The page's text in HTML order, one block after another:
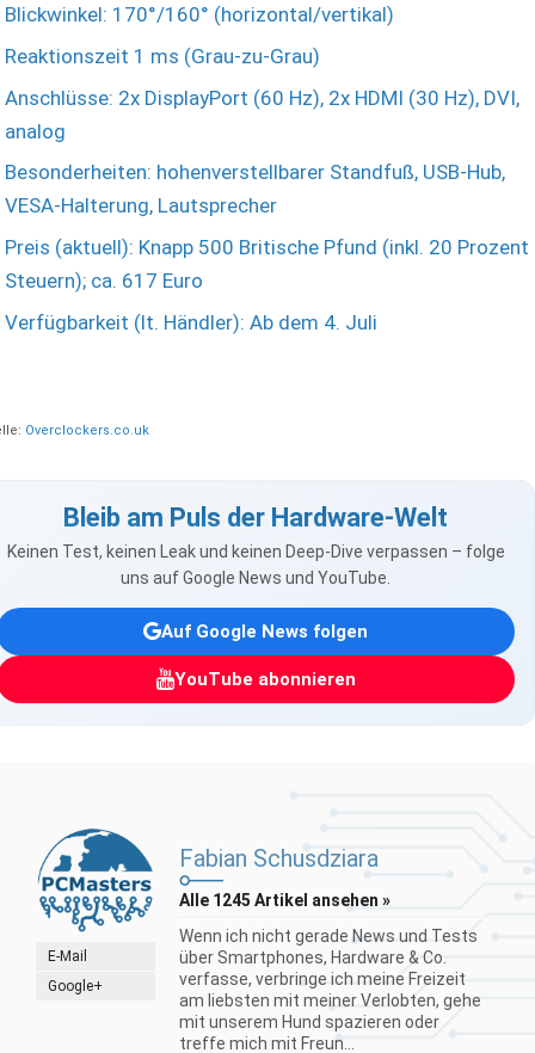
Blickwinkel: 170°/160° (horizontal/vertikal)
Reaktionszeit 1 ms (Grau-zu-Grau)
Anschlüsse: 2x DisplayPort (60 Hz), 2x HDMI (30 Hz), DVI,
analog
Besonderheiten: hohenverstellbarer Standfuß, USB-Hub,
VESA-Halterung, Lautsprecher
Preis (aktuell): Knapp 500 Britische Pfund (inkl. 20 Prozent
Steuern); ca. 617 Euro
Verfügbarkeit (lt. Händler): Ab dem 4. Juli
Overclockers.co.uk
Bleib am Puls der Hardware-Welt
Keinen Test, keinen Leak und keinen Deep-Dive verpassen – folge
uns auf Google News und YouTube.
Auf Google News folgen
YouTube abonnieren
E-Mail
Google+
Fabian Schusdziara
Alle 1245 Artikel ansehen »
Wenn ich nicht gerade News und Tests
über Smartphones, Hardware & Co.
verfasse, verbringe ich meine Freizeit
am liebsten mit meiner Verlobten, gehe
mit unserem Hund spazieren oder
treffe mich mit Freun...